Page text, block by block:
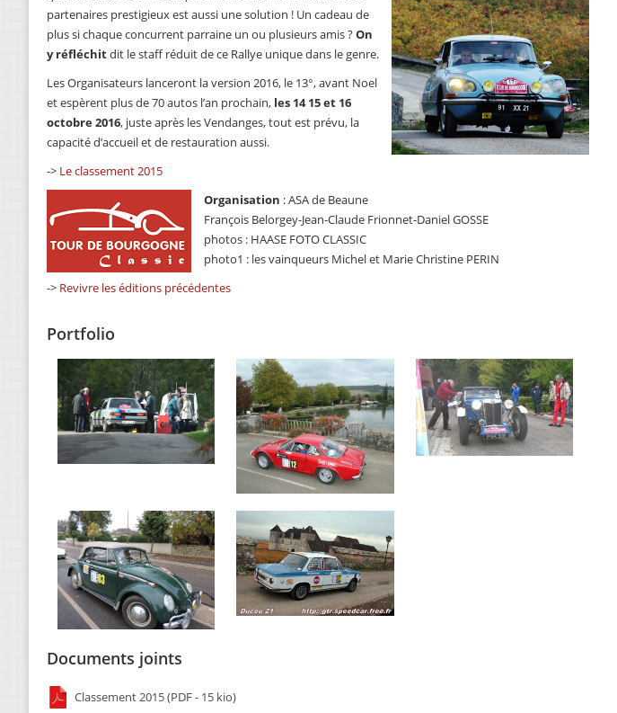
partenaires prestigieux est aussi une solution ! Un cadeau de
plus si chaque concurrent parraine un ou plusieurs amis ?On
y réfléchitdit le staff réduit de ce Rallye unique dans le genre.
Les Organisateurs lanceront la version 2016, le 13°, avant Noel
et espèrent plus de 70 autos l’an prochain, les 14 15 et 16
octobre 2016, juste après les Vendanges, tout est prévu, la
capacité d’accueil et de restauration aussi.
-> Le classement 2015
Organisation : ASA de Beaune
François Belorgey-Jean-Claude Frionnet-Daniel GOSSE
photos : HAASE FOTO CLASSIC
photo1 : les vainqueurs Michel et Marie Christine PERIN
-> Revivre les éditions précédentes
Portfolio
Documents joints
Classement 2015 (PDF - 15 kio)